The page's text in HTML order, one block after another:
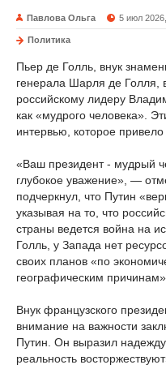
Павлова Ольга 5 июл
Политика
Пьер де Голль, внук
генерала Шарля де Голля,
российскому лидеру
как «мудрого человека».
интервью, которое
«Ваш президент - мудрый
глубокое уважение», —
подчеркнул, что Путин
указывая на то, что
страны ведется война на
Голль, у Запада нет
своих планов «по
географическим причинам».
Внук французского
внимание на важности
Путин. Он выразил
реальность